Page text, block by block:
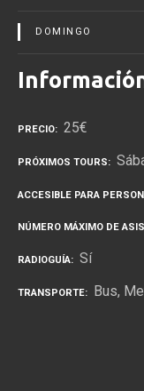
DOMINGO
PRECIO 25€
PRÓXIMOS TOURS
ACCESIBLE PARA
NÚMERO MÁXIMO DE
RADIOGUÍA Sí
TRANSPORTE Bus